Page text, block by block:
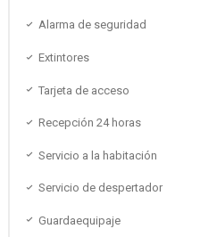
Alarma de seguridad
Extintores
Tarjeta de acceso
Recepción 24 horas
Servicio a la habitación
Servicio de despertador
Guardaequipaje